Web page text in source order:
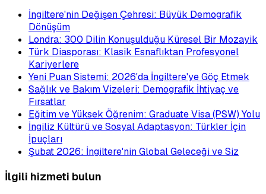
İngiltere'nin Değişen Çehresi: Büyük Demografik
Dönüşüm
Londra: 300 Dilin Konuşulduğu Küresel Bir Mozayik
Türk Diasporası: Klasik Esnaflıktan Profesyonel
Kariyerlere
Yeni Puan Sistemi: 2026'da İngiltere'ye Göç Etmek
Sağlık ve Bakım Vizeleri: Demografik İhtiyaç ve
Fırsatlar
Eğitim ve Yüksek Öğrenim: Graduate Visa (PSW) Yolu
İngiliz Kültürü ve Sosyal Adaptasyon: Türkler İçin
İpuçları
Şubat 2026: İngiltere'nin Global Geleceği ve Siz
İlgili hizmeti bulun